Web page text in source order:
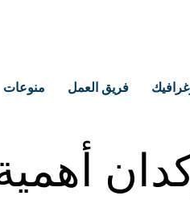
فريق العمل منوعات